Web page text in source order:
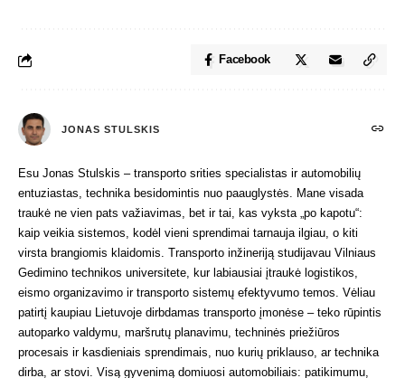
Facebook
JONAS STULSKIS
Esu Jonas Stulskis – transporto srities specialistas ir automobilių
entuziastas, technika besidomintis nuo paauglystės. Mane visada
traukė ne vien pats važiavimas, bet ir tai, kas vyksta „po kapotu“:
kaip veikia sistemos, kodėl vieni sprendimai tarnauja ilgiau, o kiti
virsta brangiomis klaidomis. Transporto inžineriją studijavau Vilniaus
Gedimino technikos universitete, kur labiausiai įtraukė logistikos,
eismo organizavimo ir transporto sistemų efektyvumo temos. Vėliau
patirtį kaupiau Lietuvoje dirbdamas transporto įmonėse – teko rūpintis
autoparko valdymu, maršrutų planavimu, techninės priežiūros
procesais ir kasdieniais sprendimais, nuo kurių priklauso, ar technika
dirba, ar stovi. Visą gyvenimą domiuosi automobiliais: patikimumu,